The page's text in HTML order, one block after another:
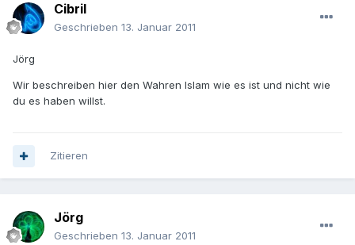
Cibril
Geschrieben 13. Januar 2011
Jörg
Wir beschreiben hier den Wahren Islam wie es ist und nicht wie
du es haben willst.
Zitieren
Jörg
Geschrieben 13. Januar 2011